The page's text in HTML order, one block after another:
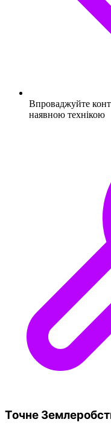
Впроваджуйте
наявною технікою
Точне